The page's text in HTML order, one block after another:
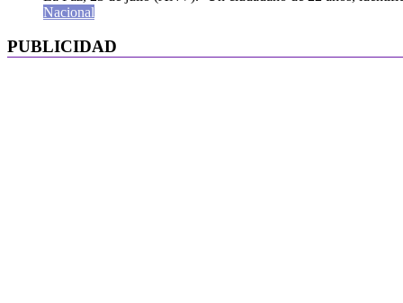
Nacional
PUBLICIDAD